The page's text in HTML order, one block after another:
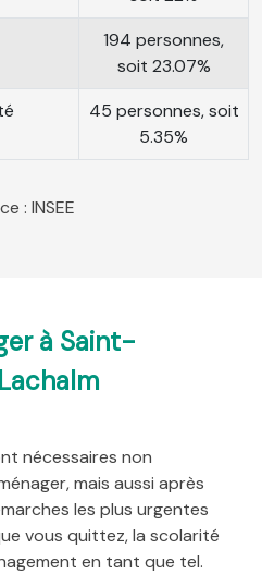
194 personnes,
soit 23.07%
45 personnes, soit
5.35%
: INSEE
à Saint-
nécessaires non
mais aussi après
les plus urgentes
vous quittez, la scolarité
en tant que tel.